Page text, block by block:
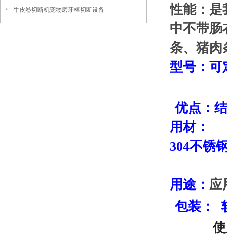
牛皮卷切断机宠物磨牙棒切断设备 性能： 是
中不带肠
条、猪肉
型号 ：
优点：
用材：
304不锈
用途： 应
包装 ：